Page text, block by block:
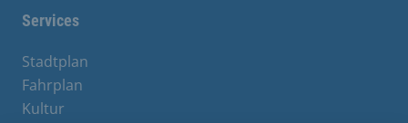
Services
Stadtplan
Fahrplan
Kultur